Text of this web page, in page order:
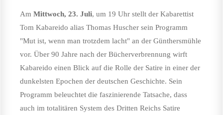
Am Mittwoch, 23. Juli, um 19 Uhr stellt der Kabarettist
Tom Kabareido alias Thomas Huscher sein Programm
"Mut ist, wenn man trotzdem lacht" an der Günthersmühle
vor. Über 90 Jahre nach der Bücherverbrennung wirft
Kabareido einen Blick auf die Rolle der Satire in einer der
dunkelsten Epochen der deutschen Geschichte. Sein
Programm beleuchtet die faszinierende Tatsache, dass
auch im totalitären System des Dritten Reichs Satire